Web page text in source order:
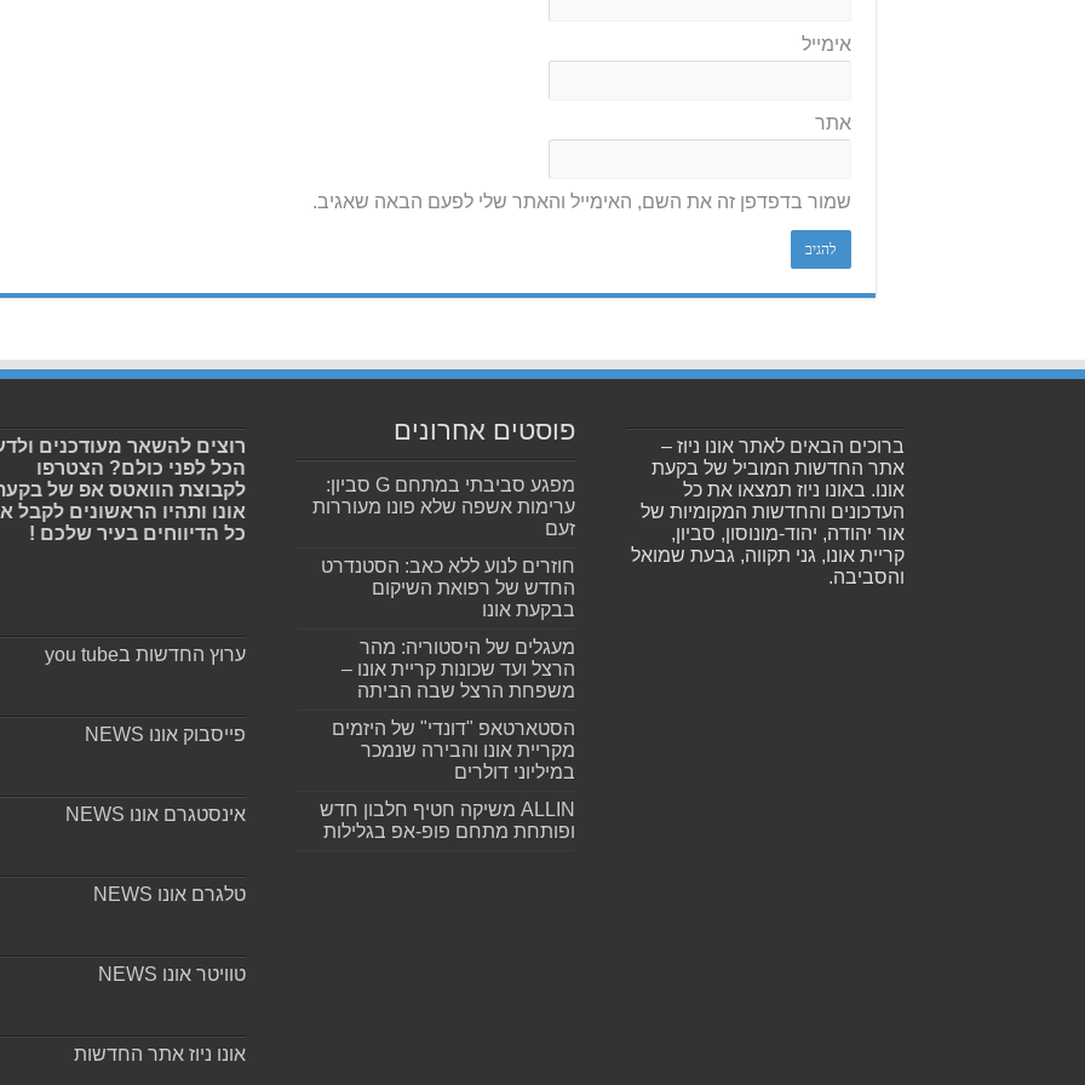
אימייל
אתר
שמור בדפדפן זה את השם, האימייל והאתר שלי לפעם הבאה שאגיב.
ברוכים הבאים לאתר אונו ניוז –
אתר החדשות המוביל של בקעת
אונו. באונו ניוז תמצאו את כל
העדכונים והחדשות המקומיות של
אור יהודה, יהוד-מונוסון, סביון,
קריית אונו, גני תקווה, גבעת שמואל
והסביבה.
פוסטים אחרונים
מפגע סביבתי במתחם G סביון:
ערימות אשפה שלא פונו מעוררות
זעם
חוזרים לנוע ללא כאב: הסטנדרט
החדש של רפואת השיקום
בבקעת אונו
מעגלים של היסטוריה: מהר
הרצל ועד שכונות קריית אונו –
משפחת הרצל שבה הביתה
הסטארטאפ "דונדי" של היזמים
מקריית אונו והבירה שנמכר
במיליוני דולרים
ALLIN משיקה חטיף חלבון חדש
ופותחת מתחם פופ-אפ בגלילות
רוצים להשאר מעודכנים
הכל לפני כולם? הצטרפו
לקבוצת הוואטס אפ של
אונו ותהיו הראשונים לקבל
כל הדיווחים בעיר שלכם !
ערוץ החדשות בyou tube
פייסבוק אונו NEWS
אינסטגרם אונו NEWS
טלגרם אונו NEWS
טוויטר אונו NEWS
אונו ניוז אתר החדשות